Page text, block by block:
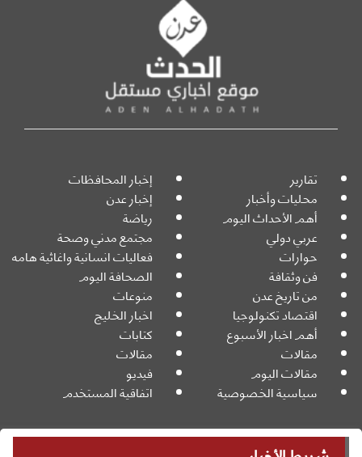
تقارير إخبار المحافظات
محليات وأخبار إخبار عدن
أهم الأحداث اليوم رياضة
عربي دولي مجتمع مدني وصحة
حوارات فعاليات انسانية واغاثية هامه
فن وثقافة الصحافة اليوم
من تاريخ عدن منوعات
اقتصاد تكنولوجيا اخبار الخليج
أهم اخبار الأسبوع كتابات
مقالات مقالات
مقالات اليوم فيديو
سياسية الخصوصية اتفاقية المستخدم
جميع الحقوق محفوظة